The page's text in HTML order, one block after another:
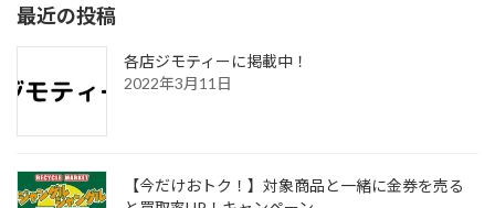
最近の投稿
各店ジモティーに掲載中！
2022年3月11日
【今だけおトク！】対象商品と一緒に金券を売る